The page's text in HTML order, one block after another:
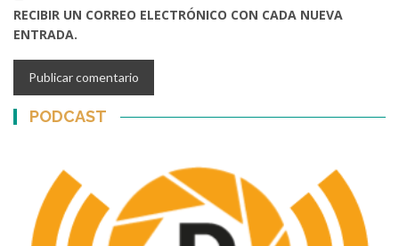
RECIBIR UN CORREO ELECTRÓNICO CON CADA NUEVA
ENTRADA.
PODCAST